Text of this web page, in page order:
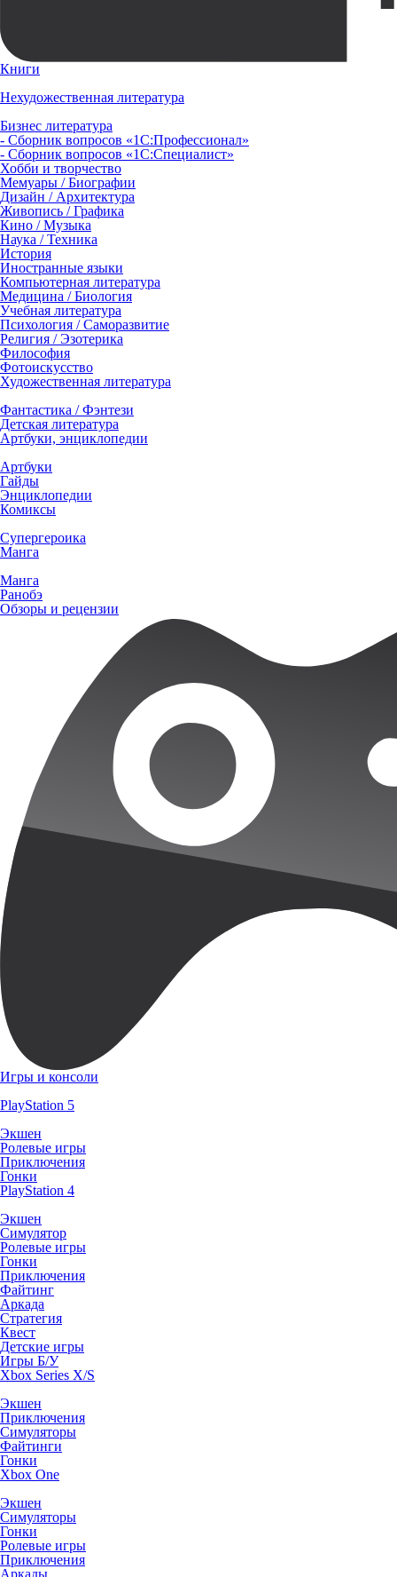
Книги
Нехудожественная литература
Бизнес литература
- Сборник вопросов «1С:Профессионал»
- Сборник вопросов «1С:Специалист»
Хобби и творчество
Мемуары / Биографии
Дизайн / Архитектура
Живопись / Графика
Кино / Музыка
Наука / Техника
История
Иностранные языки
Компьютерная литература
Медицина / Биология
Учебная литература
Психология / Саморазвитие
Религия / Эзотерика
Философия
Фотоискусство
Художественная литература
Фантастика / Фэнтези
Детская литература
Артбуки, энциклопедии
Артбуки
Гайды
Энциклопедии
Комиксы
Супергероика
Манга
Манга
Ранобэ
Обзоры и рецензии
Игры и консоли
PlayStation 5
Экшен
Ролевые игры
Приключения
Гонки
PlayStation 4
Экшен
Симулятор
Ролевые игры
Гонки
Приключения
Файтинг
Аркада
Стратегия
Квест
Детские игры
Игры Б/У
Xbox Series X/S
Экшен
Приключения
Симуляторы
Файтинги
Гонки
Xbox One
Экшен
Симуляторы
Гонки
Ролевые игры
Приключения
Аркады